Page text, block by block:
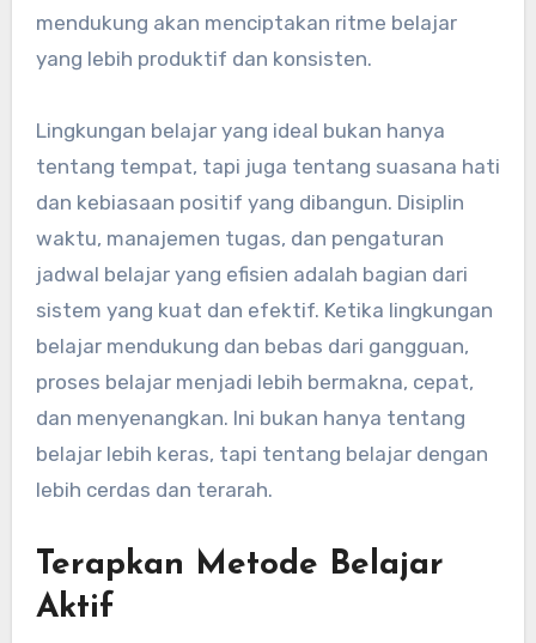
mendukung akan menciptakan ritme belajar
yang lebih produktif dan konsisten.
Lingkungan belajar yang ideal bukan hanya
tentang tempat, tapi juga tentang suasana hati
dan kebiasaan positif yang dibangun. Disiplin
waktu, manajemen tugas, dan pengaturan
jadwal belajar yang efisien adalah bagian dari
sistem yang kuat dan efektif. Ketika lingkungan
belajar mendukung dan bebas dari gangguan,
proses belajar menjadi lebih bermakna, cepat,
dan menyenangkan. Ini bukan hanya tentang
belajar lebih keras, tapi tentang belajar dengan
lebih cerdas dan terarah.
Terapkan Metode Belajar
Aktif